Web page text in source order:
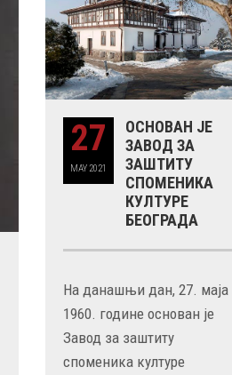
27
MAY 2021
ОСНОВАН ЈЕ
ЗАВОД ЗА
ЗАШТИТУ
СПОМЕНИКА
КУЛТУРЕ
БЕОГРАДА
На данашњи дан, 27. маја
1960. године основан је
Завод за заштиту
споменика културе